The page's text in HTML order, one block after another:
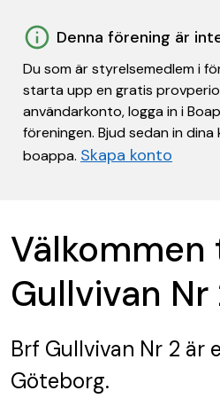
Denna förening är
Du som är styrelsemedlem i
starta upp en gratis
användarkonto, logga in i
föreningen. Bjud sedan in
boappa. Skapa konto
Välkommen
Gullvivan Nr
Brf Gullvivan Nr 2 är
Göteborg.